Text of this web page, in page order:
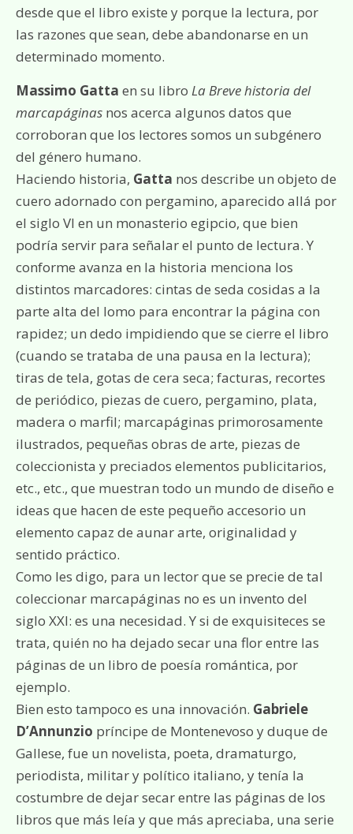
desde que el libro existe y porque la lectura, por
las razones que sean, debe abandonarse en un
determinado momento.
Massimo Gatta en su libro La Breve historia del
marcapáginas nos acerca algunos datos que
corroboran que los lectores somos un subgénero
del género humano.
Haciendo historia, Gatta nos describe un objeto de
cuero adornado con pergamino, aparecido allá por
el siglo VI en un monasterio egipcio, que bien
podría servir para señalar el punto de lectura. Y
conforme avanza en la historia menciona los
distintos marcadores: cintas de seda cosidas a la
parte alta del lomo para encontrar la página con
rapidez; un dedo impidiendo que se cierre el libro
(cuando se trataba de una pausa en la lectura);
tiras de tela, gotas de cera seca; facturas, recortes
de periódico, piezas de cuero, pergamino, plata,
madera o marfil; marcapáginas primorosamente
ilustrados, pequeñas obras de arte, piezas de
coleccionista y preciados elementos publicitarios,
etc., etc., que muestran todo un mundo de diseño e
ideas que hacen de este pequeño accesorio un
elemento capaz de aunar arte, originalidad y
sentido práctico.
Como les digo, para un lector que se precie de tal
coleccionar marcapáginas no es un invento del
siglo XXI: es una necesidad. Y si de exquisiteces se
trata, quién no ha dejado secar una flor entre las
páginas de un libro de poesía romántica, por
ejemplo.
Bien esto tampoco es una innovación. Gabriele
D’Annunzio príncipe de Montenevoso y duque de
Gallese, fue un novelista, poeta, dramaturgo,
periodista, militar y político italiano, y tenía la
costumbre de dejar secar entre las páginas de los
libros que más leía y que más apreciaba, una serie